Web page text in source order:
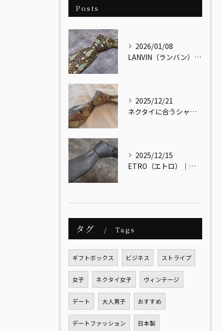
Posts
2026/01/08
LANVIN（ランバン）｜メンズヴィンテージの視点で読み解く、最古のクチュールメゾン
2025/12/21
ネクタイに合うシャツ・合わないシャツとは？
2025/12/15
ETRO（エトロ）｜色と文化をまとう、大人のためのイタリアンエレガンス
タグ Tags
ギフトボックス ビジネス ストライプ
女子 ネクタイ女子 ヴィンテージ
デート 大人男子 おすすめ
デートファッション 日本製